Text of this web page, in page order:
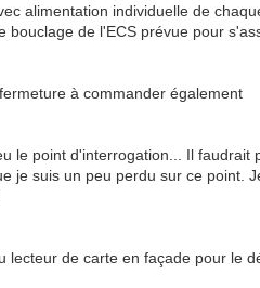
alimentation individuelle de
bouclage de l'ECS prévue pour
à commander également
le point d'interrogation... Il
je suis un peu perdu sur ce point.
lecteur de carte en façade pour le